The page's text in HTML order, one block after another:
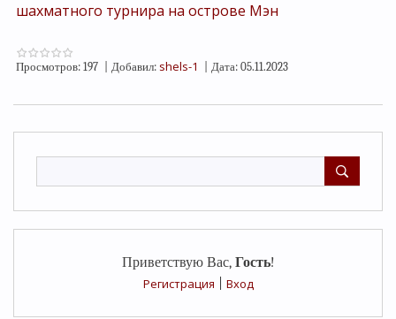
Приветствую Вас, Гость!
Регистрация
Вход
шахматного турнира на острове Мэн
Просмотров: 197 Добавил: shels-1 Дата: 05.11.2023